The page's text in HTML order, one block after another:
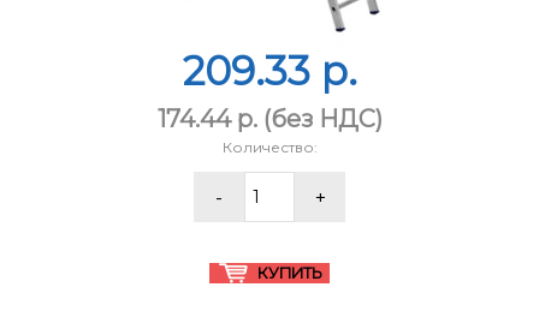
209.33 p.
174.44 p.(без НДС)
Количество: